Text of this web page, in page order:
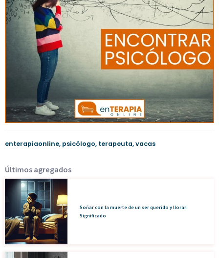
enterapiaonline, psicólogo, terapeuta,vacas
Últimos agregados
Soñar con la muerte de un ser querido y llorar:
Significado